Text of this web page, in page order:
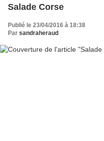
Salade Corse
Publié le 23/04/2016 à 18:38
Par sandraheraud